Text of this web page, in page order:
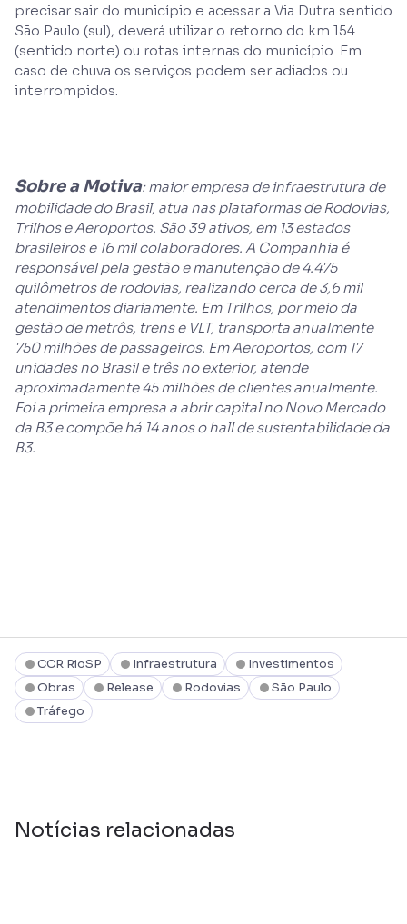
precisar sair do município e acessar a Via Dutra sentido
São Paulo (sul), deverá utilizar o retorno do km 154
(sentido norte) ou rotas internas do município. Em
caso de chuva os serviços podem ser adiados ou
interrompidos.
Sobre a Motiva: maior empresa de infraestrutura de
mobilidade do Brasil, atua nas plataformas de Rodovias,
Trilhos e Aeroportos. São 39 ativos, em 13 estados
brasileiros e 16 mil colaboradores. A Companhia é
responsável pela gestão e manutenção de 4.475
quilômetros de rodovias, realizando cerca de 3,6 mil
atendimentos diariamente. Em Trilhos, por meio da
gestão de metrôs, trens e VLT, transporta anualmente
750 milhões de passageiros. Em Aeroportos, com 17
unidades no Brasil e três no exterior, atende
aproximadamente 45 milhões de clientes anualmente.
Foi a primeira empresa a abrir capital no Novo Mercado
da B3 e compõe há 14 anos o hall de sustentabilidade da
B3.
CCR RioSP Infraestrutura
Investimentos
Obras
Release Rodovias
São Paulo
Tráfego
Notícias relacionadas